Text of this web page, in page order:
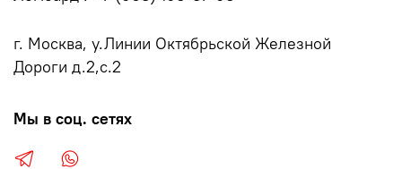
г. Москва, у.Линии Октябрьской Железной
Дороги д.2,с.2
Мы в соц. сетях